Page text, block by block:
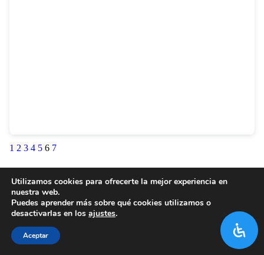
1 2 3 4 5 6 7
Utilizamos cookies para ofrecerte la mejor experiencia en
nuestra web.
Puedes aprender más sobre qué cookies utilizamos o
desactivarlas en los ajustes.
Aceptar